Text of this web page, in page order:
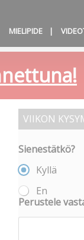
MIELIPIDE
VIIKON
Sienestätkö?
Kyllä
En
Perustele